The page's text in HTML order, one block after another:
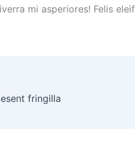
mi asperiores! Felis
fringilla